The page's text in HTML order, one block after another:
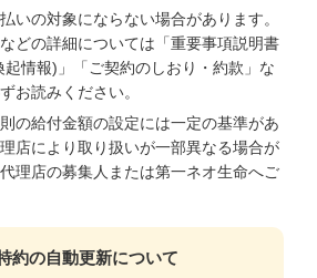
いの対象にならない場合があります。
どの詳細については「重要事項説明書
起情報)」「ご契約のしおり・約款」な
お読みください。
の給付金額の設定には一定の基準があ
店により取り扱いが一部異なる場合が
理店の募集人または第一ネオ生命へご
約の自動更新について